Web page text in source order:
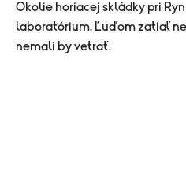
Okolie horiacej skládky pri
laboratórium. Ľuďom zatiaľ
nemali by vetrať.